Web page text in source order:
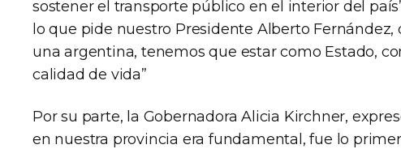
sostener el transporte público en el interior del
lo que pide nuestro Presidente Alberto
una argentina, tenemos que estar como Estado,
calidad de vida”
Por su parte, la Gobernadora Alicia Kirchner,
en nuestra provincia era fundamental, fue lo